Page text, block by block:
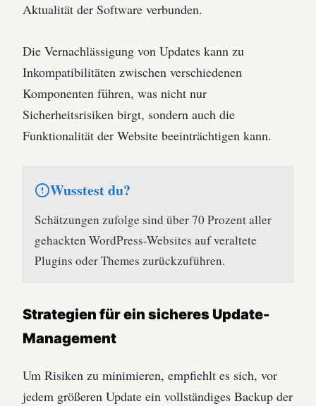
Aktualität der Software verbunden.
Die Vernachlässigung von Updates kann zu
Inkompatibilitäten zwischen verschiedenen
Komponenten führen, was nicht nur
Sicherheitsrisiken birgt, sondern auch die
Funktionalität der Website beeinträchtigen kann.
Wusstest du?
Schätzungen zufolge sind über 70 Prozent aller
gehackten WordPress-Websites auf veraltete
Plugins oder Themes zurückzuführen.
Strategien für ein sicheres Update-
Management
Um Risiken zu minimieren, empfiehlt es sich, vor
jedem größeren Update ein vollständiges Backup der